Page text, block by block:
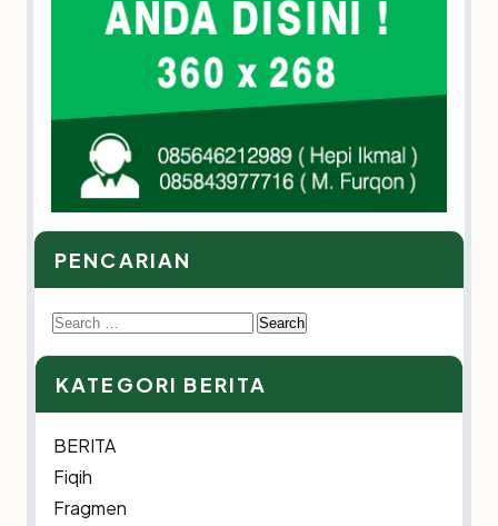
PENCARIAN
Search
for:
KATEGORI BERITA
BERITA
Fiqih
Fragmen